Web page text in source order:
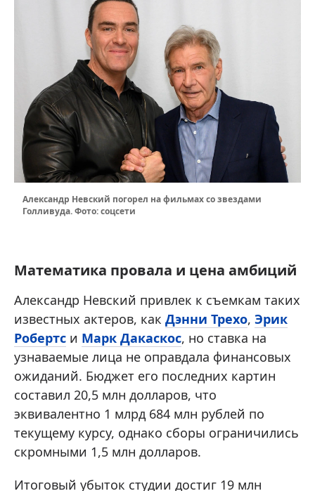
Александр Невский погорел на фильмах со звездами
Голливуда. Фото: соцсети
Математика провала и цена амбиций
Александр Невский привлек к съемкам таких
известных актеров, как Дэнни Трехо, Эрик
Робертс и Марк Дакаскос, но ставка на
узнаваемые лица не оправдала финансовых
ожиданий. Бюджет его последних картин
составил 20,5 млн долларов, что
эквивалентно 1 млрд 684 млн рублей по
текущему курсу, однако сборы ограничились
скромными 1,5 млн долларов.
Итоговый убыток студии достиг 19 млн